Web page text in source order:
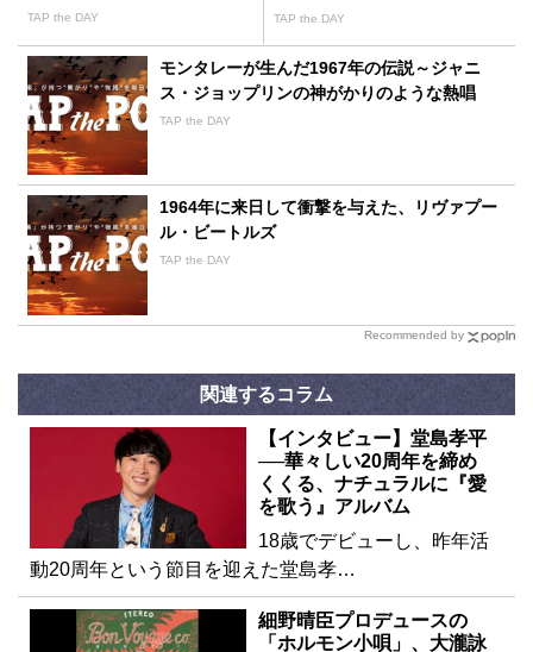
ティバル
TAP the DAY
立ちと、成功への軽やかなス
TAP the DAY
モンタレーが生んだ1967年の伝説～ジャニ
ス・ジョップリンの神がかりのような熱唱
TAP the DAY
1964年に来日して衝撃を与えた、リヴァプー
ル・ビートルズ
TAP the DAY
Recommended by
関連するコラム
【インタビュー】堂島孝平
──華々しい20周年を締め
くくる、ナチュラルに『愛
を歌う』アルバム
18歳でデビューし、昨年活
動20周年という節目を迎えた堂島孝…
細野晴臣プロデュースの
「ホルモン小唄」、大瀧詠